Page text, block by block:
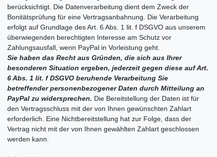
berücksichtigt. Die Datenverarbeitung dient dem Zweck der
Bonitätsprüfung für eine Vertragsanbahnung. Die Verarbeitung
erfolgt auf Grundlage des Art. 6 Abs. 1 lit. f DSGVO aus unserem
überwiegenden berechtigten Interesse am Schutz vor
Zahlungsausfall, wenn PayPal in Vorleistung geht.
Sie haben das Recht aus Gründen, die sich aus Ihrer
besonderen Situation ergeben, jederzeit gegen diese auf Art.
6 Abs. 1 lit. f DSGVO beruhende Verarbeitung Sie
betreffender personenbezogener Daten durch Mitteilung an
PayPal zu widersprechen. Die Bereitstellung der Daten ist für
den Vertragsschluss mit der von Ihnen gewünschten Zahlart
erforderlich. Eine Nichtbereitstellung hat zur Folge, dass der
Vertrag nicht mit der von Ihnen gewählten Zahlart geschlossen
werden kann.